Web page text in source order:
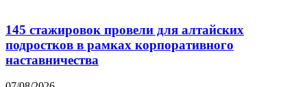
145 стажировок провели для алтайских
подростков в рамках корпоративного
наставничества